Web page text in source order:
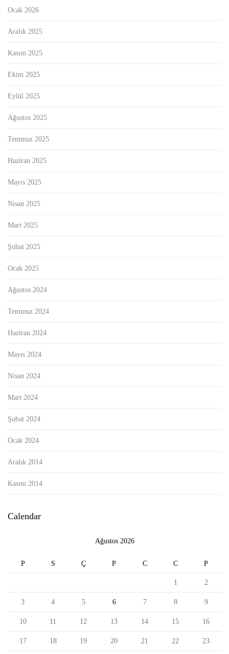
Ocak 2026
Aralık 2025
Kasım 2025
Ekim 2025
Eylül 2025
Ağustos 2025
Temmuz 2025
Haziran 2025
Mayıs 2025
Nisan 2025
Mart 2025
Şubat 2025
Ocak 2025
Ağustos 2024
Temmuz 2024
Haziran 2024
Mayıs 2024
Nisan 2024
Mart 2024
Şubat 2024
Ocak 2024
Aralık 2014
Kasım 2014
Calendar
Ağustos 2026
P S Ç P C C P
1 2
3 4 5 6 7 8 9
10 11 12 13 14 15 16
17 18 19 20 21 22 23